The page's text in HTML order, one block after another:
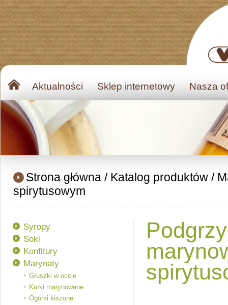
Aktualności Sklep internetowy Nasza
Strona główna / Katalog produktów /
spirytusowym
Syropy
Soki
Konfitury
Marynaty
Gruszki w occie
Kurki marynowane
Ogórki kiszone